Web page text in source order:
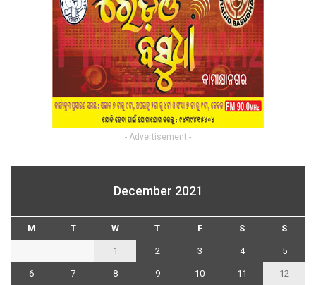
- Advertisement -
December 2021
M T W T F S S
1 2 3 4 5
6 7 8 9 10 11 12